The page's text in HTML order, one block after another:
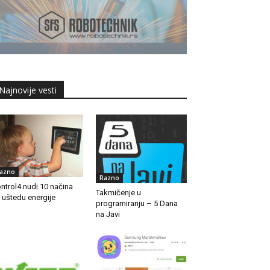
vesti
nudi 10 načina
uštedu energije
Razno
Takmičenje u
programiranju – 5 Dana
na Javi